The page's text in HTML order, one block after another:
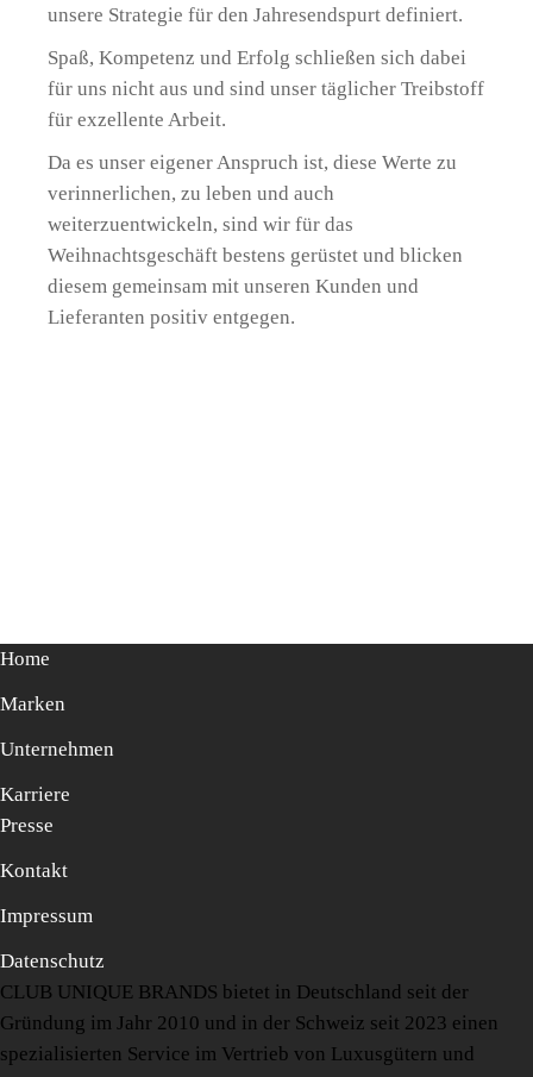
unsere Strategie für den Jahresendspurt definiert.
Spaß, Kompetenz und Erfolg schließen sich dabei
für uns nicht aus und sind unser täglicher Treibstoff
für exzellente Arbeit.
Da es unser eigener Anspruch ist, diese Werte zu
verinnerlichen, zu leben und auch
weiterzuentwickeln, sind wir für das
Weihnachtsgeschäft bestens gerüstet und blicken
diesem gemeinsam mit unseren Kunden und
Lieferanten positiv entgegen.
Home
Marken
Unternehmen
Karriere
Presse
Kontakt
Impressum
Datenschutz
CLUB UNIQUE BRANDS bietet in Deutschland seit der
Gründung im Jahr 2010 und in der Schweiz seit 2023 einen
spezialisierten Service im Vertrieb von Luxusgütern und